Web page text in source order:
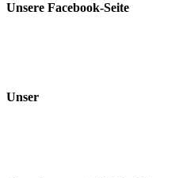
Unsere Facebook-Seite
Unser